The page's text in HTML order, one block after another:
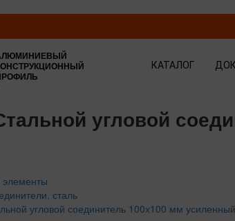
КАТАЛОГ
угловой
сталь
угловой соединитель 100х100 мм усиленный